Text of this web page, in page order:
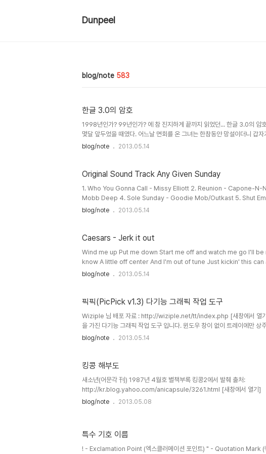
Dunpeel
blog/note 583
한글 3.0의 암호
1998년인가? 99년인가? 에 참 진지하게 끝까지 읽었던... 한글 3.0의 암
몇달 앞두었을 때였다. 어느날 면회를 온 그녀는 한참동안 망설이더니 갑
도무지 믿을 수가 없었다. "무슨 얘기야, 대체?" "가족이 모두 이민가. 나도
을 더 다녀야..
blog/note 2013.05.14
Original Sound Track Any Given Sunday
1. Who You Gonna Call - Missy Elliott 2. Reunion - Capone-
Mobb Deep 4. Sole Sunday - Goodie Mob/Outkast 5. Shut
Dollars/Deuce Poppi/Trina/Common 7. Any Given Sunday -
blog/note 2013.05.14
Caesars - Jerk it out
Wind me up Put me down Start me off and watch me go I'll
know A little off center And I'm out of tune Just kickin' this
easy once you know how it's done You can't stop now It's
blog/note 2013.05.14
픽픽(PicPick v1.3) 다기능 그래픽 작업 도구
Wiziple 님 배포 자료 : http://wiziple.net/tt/index.php [새창에서 열기
을 가진 다기능 그래픽 작업 도구 입니다. 윈도우 창이 없이 트레이에만 상
래픽 관련 작업을 할 때 유용합니다. ■ 주요 기능 컨트롤 캡쳐 도구 - 캡쳐
장하는 기능입니..
blog/note 2013.05.14
킹콩 해부도
새소년(어문각 刊) 1987년 4월호 별책부록 킹콩2에서 발췌 출처:
http://kr.blog.yahoo.com/anicapsule/3261.html [새창에서 열기]
blog/note 2013.05.08
특수 기호 이름
! - Exclamation Point (엑스클러메이션 포인트) " - Quotation Mark (